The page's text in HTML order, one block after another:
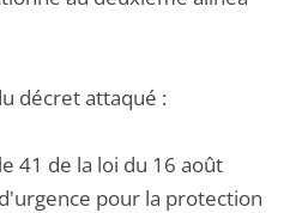
décret attaqué :
41 de la loi du 16 août
pour la protection